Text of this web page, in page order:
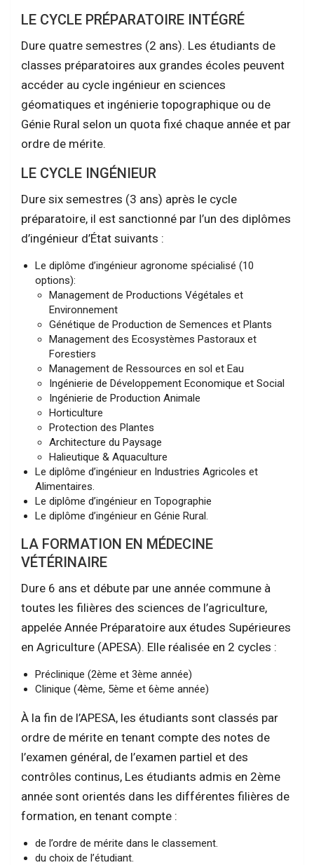
LE CYCLE PRÉPARATOIRE INTÉGRÉ
Dure quatre semestres (2 ans). Les étudiants de
classes préparatoires aux grandes écoles peuvent
accéder au cycle ingénieur en sciences
géomatiques et ingénierie topographique ou de
Génie Rural selon un quota fixé chaque année et par
ordre de mérite.
LE CYCLE INGÉNIEUR
Dure six semestres (3 ans) après le cycle
préparatoire, il est sanctionné par l’un des diplômes
d’ingénieur d’État suivants :
Le diplôme d’ingénieur agronome spécialisé (10
options):
Management de Productions Végétales et
Environnement
Génétique de Production de Semences et Plants
Management des Ecosystèmes Pastoraux et
Forestiers
Management de Ressources en sol et Eau
Ingénierie de Développement Economique et Social
Ingénierie de Production Animale
Horticulture
Protection des Plantes
Architecture du Paysage
Halieutique & Aquaculture
Le diplôme d’ingénieur en Industries Agricoles et
Alimentaires.
Le diplôme d’ingénieur en Topographie
Le diplôme d’ingénieur en Génie Rural.
LA FORMATION EN MÉDECINE
VÉTÉRINAIRE
Dure 6 ans et débute par une année commune à
toutes les filières des sciences de l’agriculture,
appelée Année Préparatoire aux études Supérieures
en Agriculture (APESA). Elle réalisée en 2 cycles :
Préclinique (2ème et 3ème année)
Clinique (4ème, 5ème et 6ème année)
À la fin de l’APESA, les étudiants sont classés par
ordre de mérite en tenant compte des notes de
l’examen général, de l’examen partiel et des
contrôles continus, Les étudiants admis en 2ème
année sont orientés dans les différentes filières de
formation, en tenant compte :
de l’ordre de mérite dans le classement.
du choix de l’étudiant.